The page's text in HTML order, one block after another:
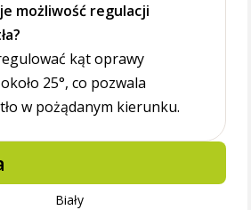
możliwość regulacji
kąt oprawy
25°, co pozwala
w pożądanym kierunku.
Biały